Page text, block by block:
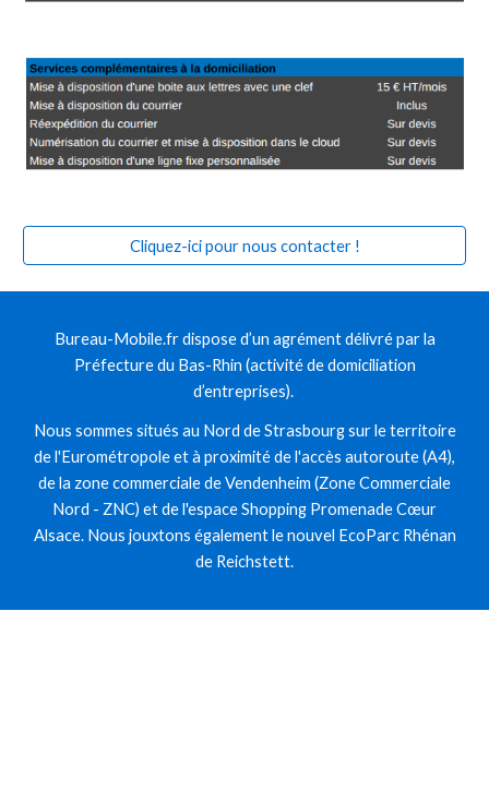
Cliquez-ici pour nous contacter !
Bureau-Mobile.fr dispose d’un agrément délivré par la
Préfecture du Bas-Rhin (activité de domiciliation
d’entreprises).
Nous sommes situés au Nord de Strasbourg sur le territoire
de l'Eurométropole et à proximité de l'accès autoroute (A4),
de la zone commerciale de Vendenheim (Zone Commerciale
Nord - ZNC) et de l'espace Shopping Promenade Cœur
Alsace. Nous jouxtons également le nouvel EcoParc Rhénan
de Reichstett.